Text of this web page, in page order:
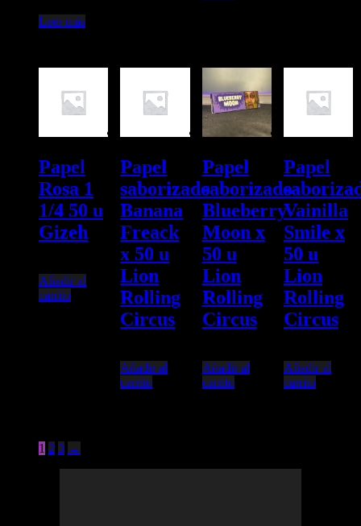
Leer más
Papel
Rosa 1
1/4 50 u
Gizeh
Añadir al
carrito
Papel
saborizado
Banana
Freack
x 50 u
Lion
Rolling
Circus
Añadir al
carrito
Papel
saborizado
Blueberry
Moon x
50 u
Lion
Rolling
Circus
Añadir al
carrito
Papel
Vainilla
Smile x
50 u
Lion
Rolling
Circus
Añadir al
carrito
1 2 3 →